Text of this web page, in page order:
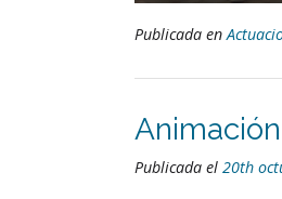
Publicada en
Publicada el 20th